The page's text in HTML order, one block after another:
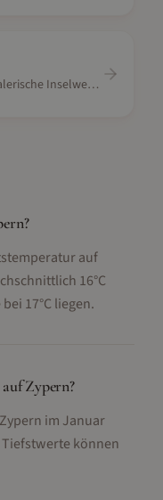
Antike Geschichte und malerische Inselwelten
auf
16°C
17°C liegen.
Zypern?
im Januar
können